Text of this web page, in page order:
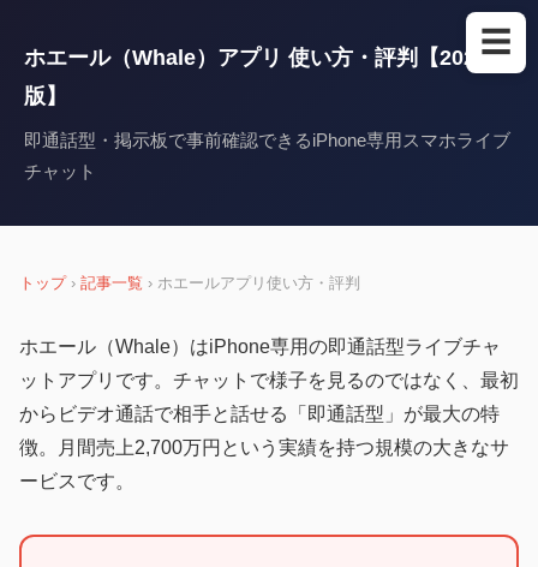
☰
ホエール（Whale）アプリ 使い方・評判【2026年
版】
即通話型・掲示板で事前確認できるiPhone専用スマホライブ
チャット
トップ› 記事一覧 › ホエールアプリ使い方・評判
ホエール（Whale）はiPhone専用の即通話型ライブチャ
ットアプリです。チャットで様子を見るのではなく、最初
からビデオ通話で相手と話せる「即通話型」が最大の特
徴。月間売上2,700万円という実績を持つ規模の大きなサ
ービスです。